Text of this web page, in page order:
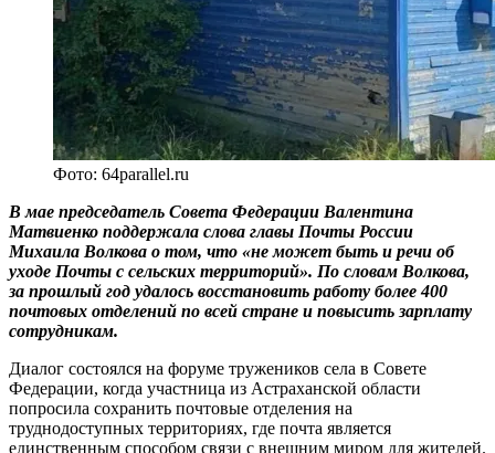
Фото: 64parallel.ru
В мае председатель Совета Федерации Валентина
Матвиенко поддержала слова главы Почты России
Михаила Волкова о том, что «не может быть и речи об
уходе Почты с сельских территорий». По словам Волкова,
за прошлый год удалось восстановить работу более 400
почтовых отделений по всей стране и повысить зарплату
сотрудникам.
Диалог состоялся на форуме тружеников села в Совете
Федерации, когда участница из Астраханской области
попросила сохранить почтовые отделения на
труднодоступных территориях, где почта является
единственным способом связи с внешним миром для жителей.